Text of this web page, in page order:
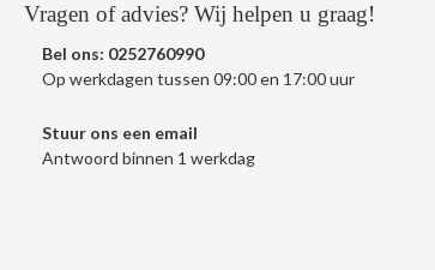
Vragen of advies? Wij helpen u graag!
Bel ons: 0252760990
Op werkdagen tussen 09:00 en 17:00 uur
Stuur ons een email
Antwoord binnen 1 werkdag